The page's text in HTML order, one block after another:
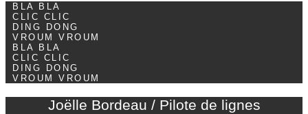
BLA BLA
CLIC CLIC
DING DONG
VROUM VROUM
BLA BLA
CLIC CLIC
DING DONG
VROUM VROUM
Joëlle Bordeau / Pilote de lignes